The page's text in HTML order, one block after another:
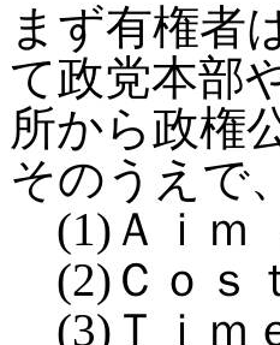
まず有権者
て政党本部
所から政権
そのうえで
(1)Ａｉｍ
(2)Ｃｏｓ
(3)Ｔｉｍ